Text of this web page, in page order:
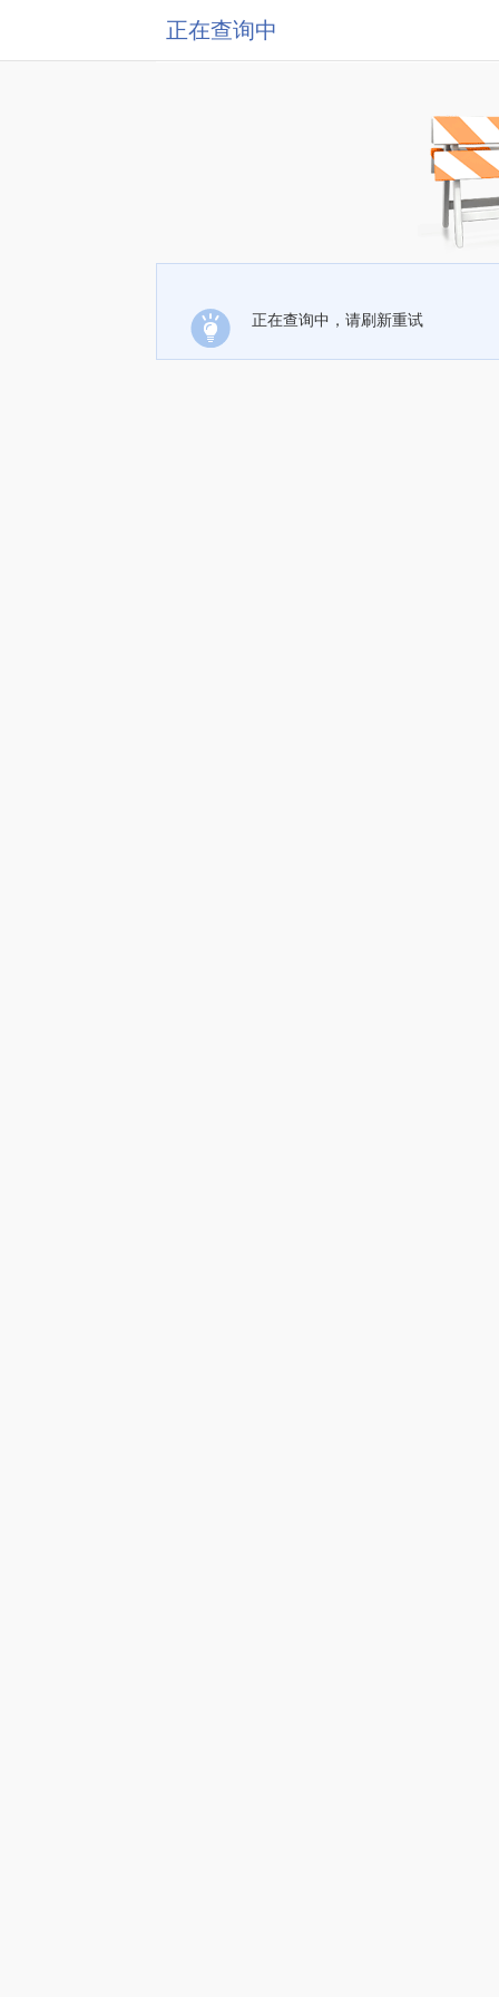
正在查询中
正在查询中，请刷新重试